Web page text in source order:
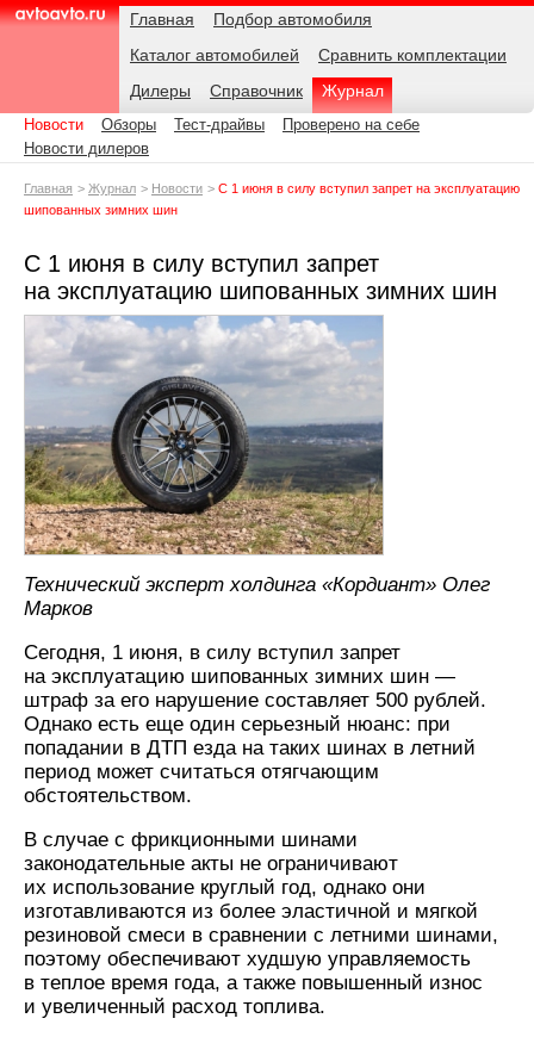
AvtoAvto.ru
Навигация Главная
Подбор автомобиля
Каталог автомобилей
Сравнить комплектации
Дилеры
Справочник Журнал
Подразделы
Новости Обзоры Тест-драйвы
Проверено на себе
Новости дилеров
Родительские
Главная Журнал Новости
С 1 июня в силу вступил запрет на эксплуатацию
шипованных зимних шин
С 1 июня в силу вступил запрет
на эксплуатацию шипованных зимних шин
Технический эксперт холдинга «Кордиант» Олег
Марков
Сегодня, 1 июня, в силу вступил запрет
на эксплуатацию шипованных зимних шин —
штраф за его нарушение составляет 500 рублей.
Однако есть еще один серьезный нюанс: при
попадании в ДТП езда на таких шинах в летний
период может считаться отягчающим
обстоятельством.
В случае с фрикционными шинами
законодательные акты не ограничивают
их использование круглый год, однако они
изготавливаются из более эластичной и мягкой
резиновой смеси в сравнении с летними шинами,
поэтому обеспечивают худшую управляемость
в теплое время года, а также повышенный износ
и увеличенный расход топлива.
Дата: